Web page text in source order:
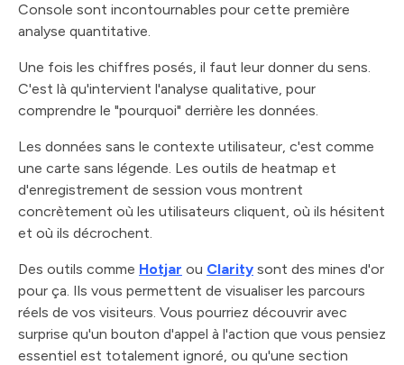
Console sont incontournables pour cette première
analyse quantitative.
Une fois les chiffres posés, il faut leur donner du sens.
C'est là qu'intervient l'analyse qualitative, pour
comprendre le "pourquoi" derrière les données.
Les données sans le contexte utilisateur, c'est comme
une carte sans légende. Les outils de heatmap et
d'enregistrement de session vous montrent
concrètement où les utilisateurs cliquent, où ils hésitent
et où ils décrochent.
Des outils comme Hotjar ou Clarity sont des mines d'or
pour ça. Ils vous permettent de visualiser les parcours
réels de vos visiteurs. Vous pourriez découvrir avec
surprise qu'un bouton d'appel à l'action que vous pensiez
essentiel est totalement ignoré, ou qu'une section